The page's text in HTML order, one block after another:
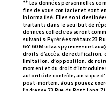
** Les données personnelles
fins de vous contacter et sont
informatisé. Elles sont
traitants dans le seul but de
données collectées seront
suivants: Pyrénées métaux 23
64160 Morlaas
droits d’accès, de rectification,
limitation, d’opposition, de
moment et du droit d’introduire
autorité de contrôle, ainsi que
post-mortem. Vous pouvez